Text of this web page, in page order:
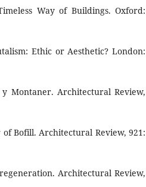
Way of Buildings. Oxford:
Ethic or Aesthetic? London:
Montaner. Architectural Review,
Bofill. Architectural Review, 921:
Architectural Review,